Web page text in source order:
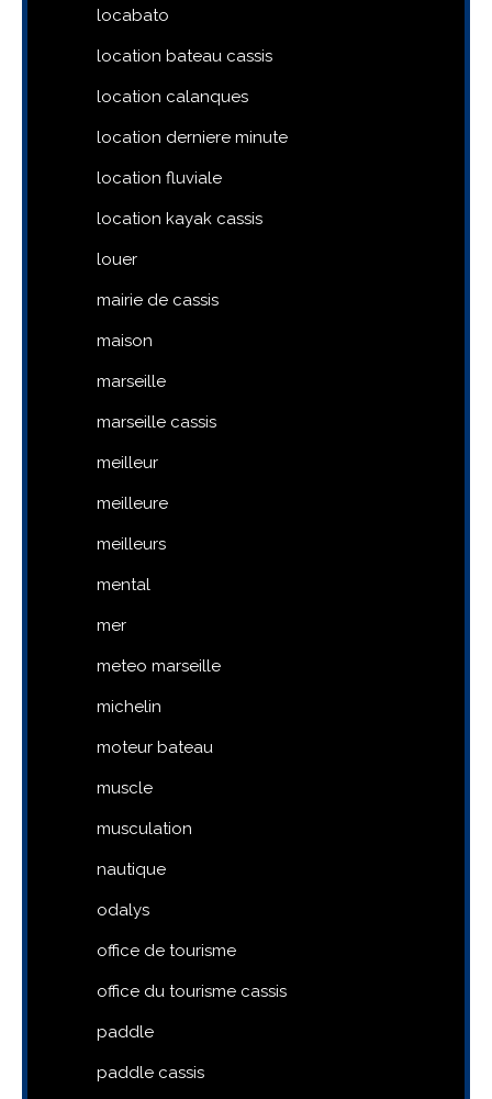
locabato
location bateau cassis
location calanques
location derniere minute
location fluviale
location kayak cassis
louer
mairie de cassis
maison
marseille
marseille cassis
meilleur
meilleure
meilleurs
mental
mer
meteo marseille
michelin
moteur bateau
muscle
musculation
nautique
odalys
office de tourisme
office du tourisme cassis
paddle
paddle cassis